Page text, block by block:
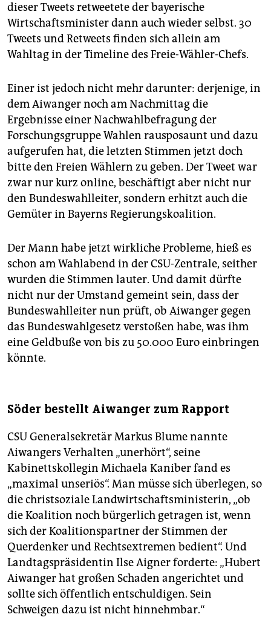
dieser Tweets retweetete der bayerische
Wirtschaftsminister dann auch wieder selbst. 30
Tweets und Retweets finden sich allein am
Wahltag in der Timeline des Freie-Wähler-Chefs.
Einer ist jedoch nicht mehr darunter: derjenige, in
dem Aiwanger noch am Nachmittag die
Ergebnisse einer Nachwahlbefragung der
Forschungsgruppe Wahlen rausposaunt und dazu
aufgerufen hat, die letzten Stimmen jetzt doch
bitte den Freien Wählern zu geben. Der Tweet war
zwar nur kurz online, beschäftigt aber nicht nur
den Bundeswahlleiter, sondern erhitzt auch die
Gemüter in Bayerns Regierungskoalition.
Der Mann habe jetzt wirkliche Probleme, hieß es
schon am Wahlabend in der CSU-Zentrale, seither
wurden die Stimmen lauter. Und damit dürfte
nicht nur der Umstand gemeint sein, dass der
Bundeswahlleiter nun prüft, ob Aiwanger gegen
das Bundeswahlgesetz verstoßen habe, was ihm
eine Geldbuße von bis zu 50.000 Euro einbringen
könnte.
Söder bestellt Aiwanger zum Rapport
CSU Generalsekretär Markus Blume nannte
Aiwangers Verhalten „unerhört“, seine
Kabinettskollegin Michaela Kaniber fand es
„maximal unseriös“. Man müsse sich überlegen, so
die christsoziale Landwirtschaftsministerin, „ob
die Koalition noch bürgerlich getragen ist, wenn
sich der Koalitionspartner der Stimmen der
Querdenker und Rechtsextremen bedient“. Und
Landtagspräsidentin Ilse Aigner forderte: „Hubert
Aiwanger hat großen Schaden angerichtet und
sollte sich öffentlich entschuldigen. Sein
Schweigen dazu ist nicht hinnehmbar.“